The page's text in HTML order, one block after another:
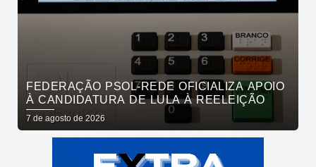
FEDERAÇÃO PSOL-REDE OFICIALIZA APOIO
À CANDIDATURA DE LULA À REELEIÇÃO
7 de agosto de 2026